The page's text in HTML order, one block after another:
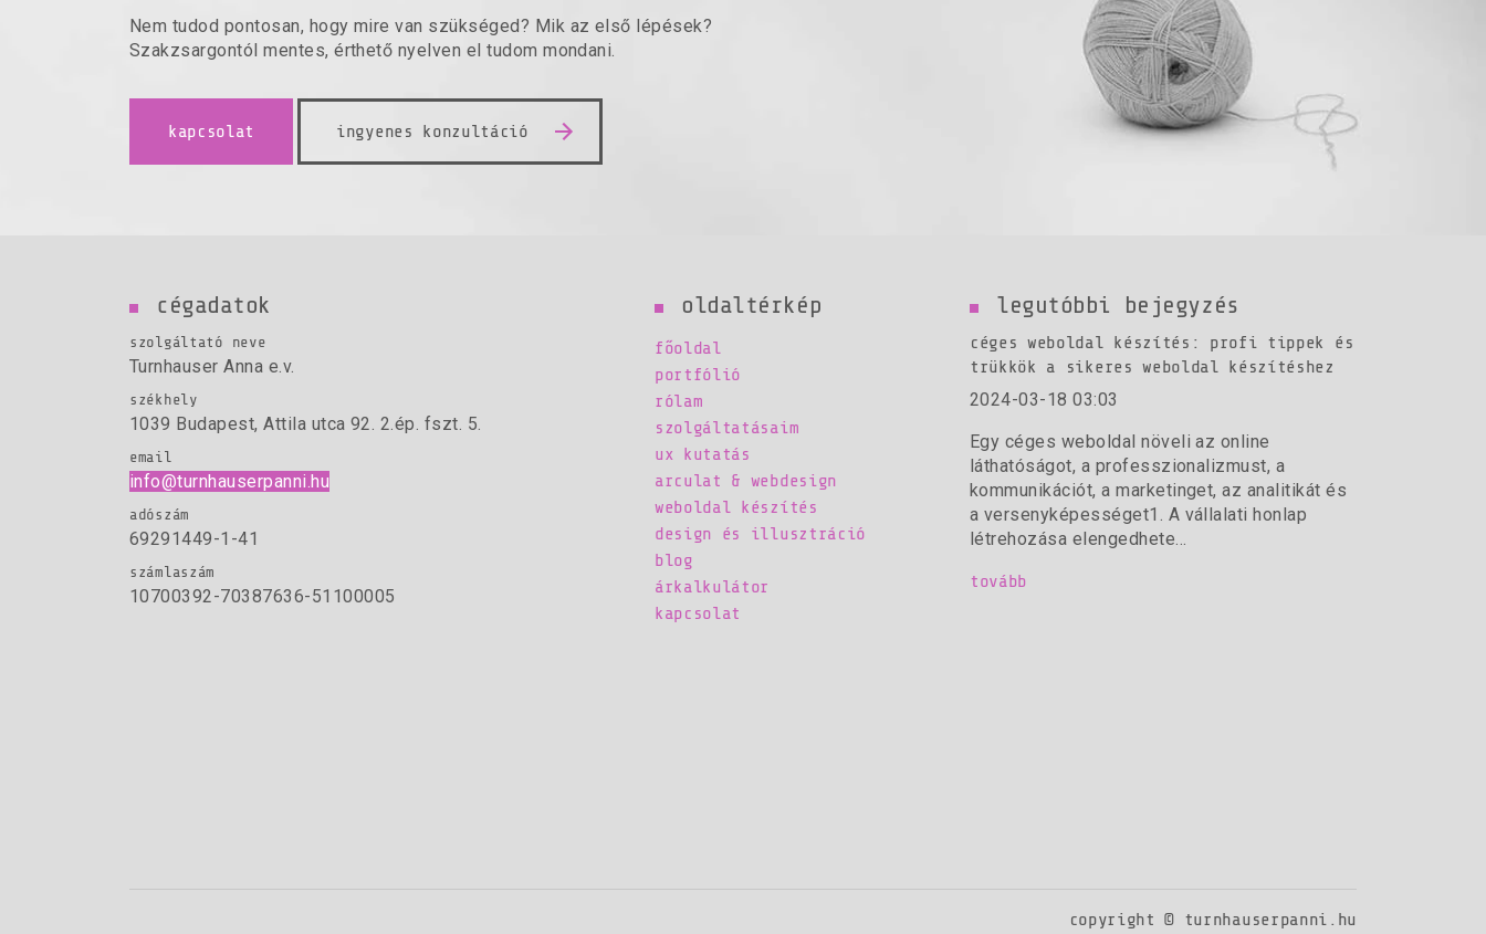
Nem tudod pontosan, hogy mire van szükséged? Mik az első lépések?
Szakzsargontól mentes, érthető nyelven el tudom mondani.
kapcsolat ingyenes konzultáció
cégadatok
szolgáltató neve
Turnhauser Anna e.v.
székhely
1039 Budapest, Attila utca 92. 2.ép. fszt. 5.
email
info@turnhauserpanni.hu
adószám
69291449-1-41
számlaszám
10700392-70387636-51100005
oldaltérkép
főoldal
portfólió
rólam
szolgáltatásaim
ux kutatás
arculat & webdesign
weboldal készítés
design és illusztráció
blog
árkalkulátor
kapcsolat
legutóbbi bejegyzés
céges weboldal készítés: profi tippek és
trükkök a sikeres weboldal készítéshez
2024-03-18 03:03
Egy céges weboldal növeli az online
láthatóságot, a professzionalizmust, a
kommunikációt, a marketinget, az analitikát és
a versenyképességet1. A vállalati honlap
létrehozása elengedhete...
tovább
copyright © turnhauserpanni.hu